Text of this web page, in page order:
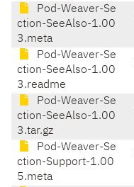
Pod-Weaver-Se
ction-SeeAlso-1.00
3.meta
Pod-Weaver-Se
ction-SeeAlso-1.00
3.readme
Pod-Weaver-Se
ction-SeeAlso-1.00
3.tar.gz
Pod-Weaver-Se
ction-Support-1.00
5.meta